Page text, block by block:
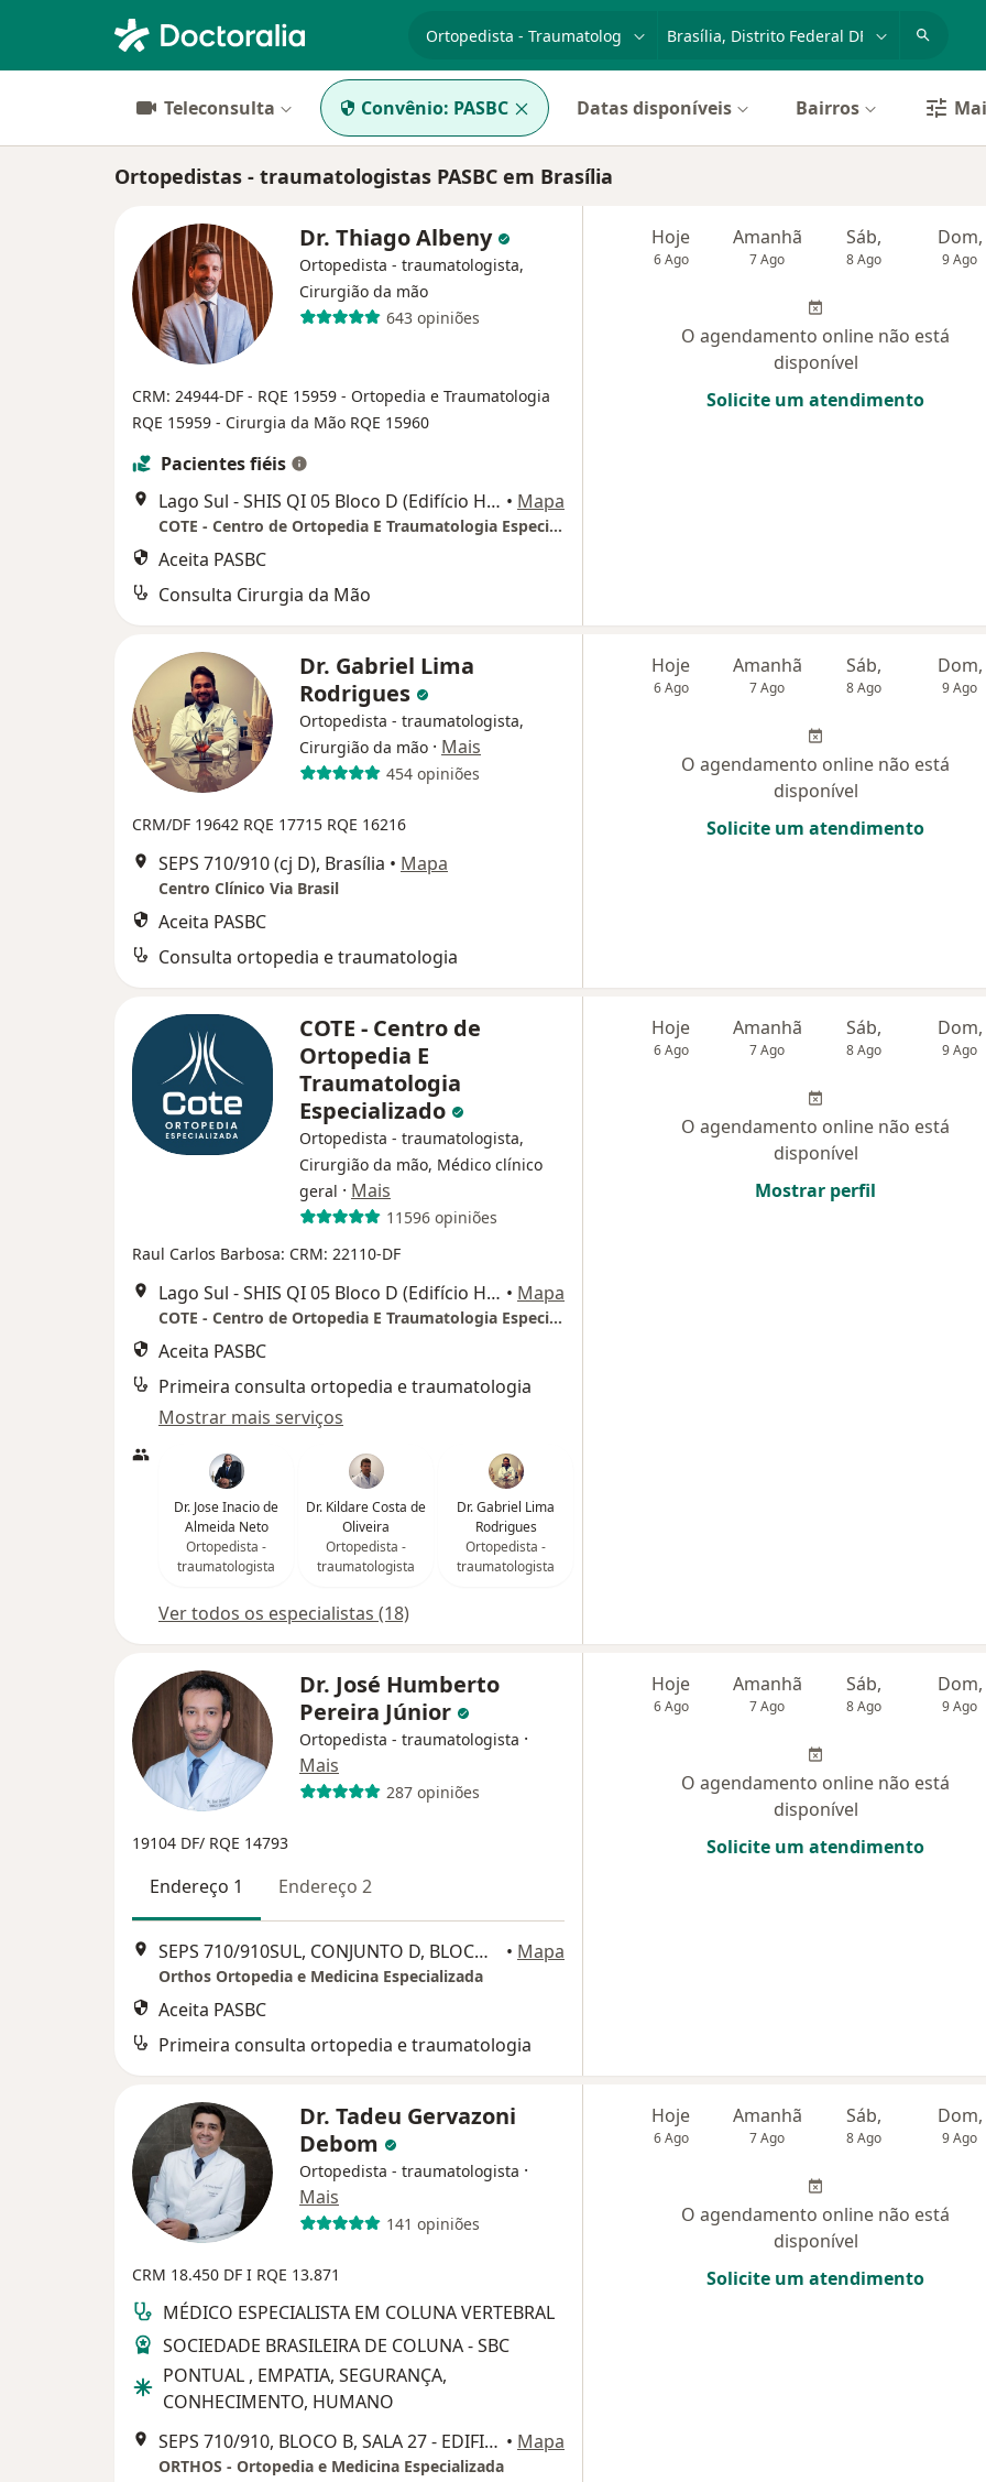
cidade ou região
Teleconsulta Convênio: PASBC Datas disponíveis Bairros
Ortopedistas - traumatologistas PASBC em Brasília
Dr. Thiago Albeny
Ortopedista - traumatologista,
Cirurgião da mão
643 opiniões
CRM: 24944-DF - RQE 15959 - Ortopedia e Traumatologia
RQE 15959 - Cirurgia da Mão RQE 15960
Pacientes fiéis
Lago Sul - SHIS QI 05 Bloco D (Edifício Hangar 5) Ao lago do Gilberto Salomao, Brasília • Mapa
COTE - Centro de Ortopedia E Traumatologia Especializado
Aceita PASBC
Consulta Cirurgia da Mão
Hoje
6 Ago
Amanhã
7 Ago
Sáb,
8 Ago
Dom,
9 Ago
O agendamento online não está
disponível
Solicite um atendimento
Dr. Gabriel Lima
Rodrigues
Ortopedista - traumatologista,
Cirurgião da mão · Mais
454 opiniões
CRM/DF 19642 RQE 17715 RQE 16216
SEPS 710/910 (cj D), Brasília • Mapa
Centro Clínico Via Brasil
Aceita PASBC
Consulta ortopedia e traumatologia
Hoje
6 Ago
Amanhã
7 Ago
Sáb,
8 Ago
Dom,
9 Ago
O agendamento online não está
disponível
Solicite um atendimento
COTE - Centro de
Ortopedia E
Traumatologia
Especializado
Ortopedista - traumatologista,
Cirurgião da mão, Médico clínico
geral · Mais
11596 opiniões
Raul Carlos Barbosa: CRM: 22110-DF
Lago Sul - SHIS QI 05 Bloco D (Edifício Hangar 5) Ao lago do Gilberto Salomao, Brasília • Mapa
COTE - Centro de Ortopedia E Traumatologia Especializado
Aceita PASBC
Primeira consulta ortopedia e traumatologia
Mostrar mais serviços
Dr. Jose Inacio de
Almeida Neto
Ortopedista -
traumatologista
Dr. Kildare Costa de
Oliveira
Ortopedista -
traumatologista
Dr. Gabriel Lima
Rodrigues
Ortopedista -
traumatologista
Ver todos os especialistas (18)
Hoje
6 Ago
Amanhã
7 Ago
Sáb,
8 Ago
Dom,
9 Ago
O agendamento online não está
disponível
Mostrar perfil
Dr. José Humberto
Pereira Júnior
Ortopedista - traumatologista ·
Mais
287 opiniões
19104 DF/ RQE 14793
Endereço 1 Endereço 2
SEPS 710/910SUL, CONJUNTO D, BLOCO B, SALA 27- CENTRO CLINICO VIA BRASIL, Brasília • Mapa
Orthos Ortopedia e Medicina Especializada
Aceita PASBC
Primeira consulta ortopedia e traumatologia
Hoje
6 Ago
Amanhã
7 Ago
Sáb,
8 Ago
Dom,
9 Ago
O agendamento online não está
disponível
Solicite um atendimento
Dr. Tadeu Gervazoni
Debom
Ortopedista - traumatologista ·
Mais
141 opiniões
CRM 18.450 DF I RQE 13.871
MÉDICO ESPECIALISTA EM COLUNA VERTEBRAL
SOCIEDADE BRASILEIRA DE COLUNA - SBC
PONTUAL , EMPATIA, SEGURANÇA,
CONHECIMENTO, HUMANO
SEPS 710/910, BLOCO B, SALA 27 - EDIFICIO VIA BRASIL, ASA SUL, BRASILIA/DF. CEP 70390-108, Brasília • Mapa
ORTHOS - Ortopedia e Medicina Especializada
Hoje
6 Ago
Amanhã
7 Ago
Sáb,
8 Ago
Dom,
9 Ago
O agendamento online não está
disponível
Solicite um atendimento